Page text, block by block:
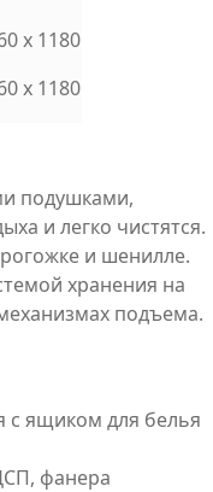
x 1180
x 1180
подушками,
и легко чистятся.
и шенилле.
хранения на
подъема.
с ящиком для белья
фанера